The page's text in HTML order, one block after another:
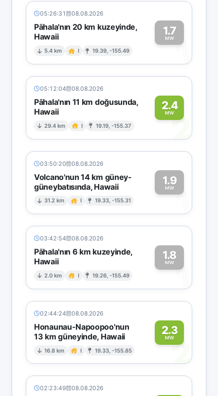
05:26:31 08.08.2026
Pāhala'nın 20 km kuzeyinde,
Hawaii
5.4 km I 19.39, -155.49
1.7
MW1
05:12:04 08.08.2026
Pāhala'nın 11 km doğusunda,
Hawaii
29.4 km I 19.19, -155.37
2.4
MW2
03:50:20 08.08.2026
Volcano'nun 14 km güney-
güneybatısında, Hawaii
31.2 km I 19.33, -155.31
1.9
MW1
03:42:54 08.08.2026
Pāhala'nın 6 km kuzeyinde,
Hawaii
2.0 km I 19.26, -155.49
1.8
MW1
02:44:24 08.08.2026
Honaunau-Napoopoo'nun
13 km güneyinde, Hawaii
16.8 km I 19.33, -155.85
2.3
MW2
02:23:49 08.08.2026